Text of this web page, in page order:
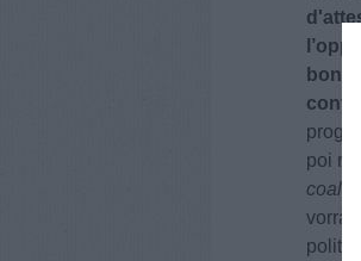
poi
vorrà